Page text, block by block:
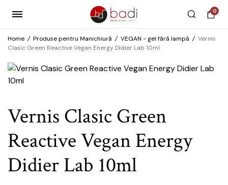
0
Home / Produse pentru Manichiură / VEGAN - gel fără lampă / Vernis
Clasic Green Reactive Vegan Energy Didier Lab 10ml
Vernis Clasic Green
Reactive Vegan Energy
Didier Lab 10ml